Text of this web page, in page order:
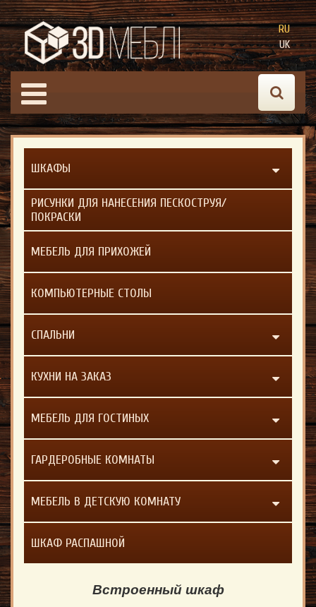
RU
UK
ШКАФЫ
РИСУНКИ ДЛЯ НАНЕСЕНИЯ ПЕСКОСТРУЯ/
ПОКРАСКИ
МЕБЕЛЬ ДЛЯ ПРИХОЖЕЙ
КОМПЬЮТЕРНЫЕ СТОЛЫ
СПАЛЬНИ
КУХНИ НА ЗАКАЗ
МЕБЕЛЬ ДЛЯ ГОСТИНЫХ
ГАРДЕРОБНЫЕ КОМНАТЫ
МЕБЕЛЬ В ДЕТСКУЮ КОМНАТУ
ШКАФ РАСПАШНОЙ
Встроенный шкаф